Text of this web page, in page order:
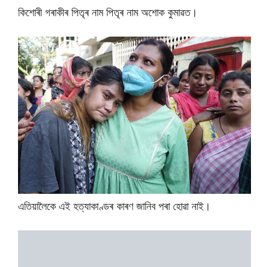
কিশোৰী গৰাকীৰ পিতৃৰ নাম পিতৃৰ নাম অশোক কুমাৱত।
এতিয়ালৈকে এই হত্যাকাণ্ডৰ কাৰণ জানিব পৰা হোৱা নাই।